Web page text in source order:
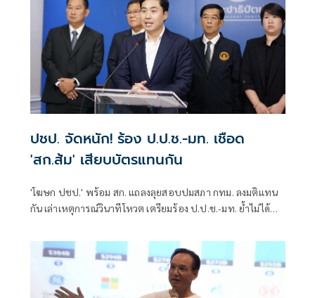
ปชป. จัดหนัก! ร้อง ป.ป.ช.-มท. เชือด
'สก.ส้ม' เสียบบัตรแทนกัน
'โฆษก ปชป.' พร้อม สก. แถลงลุยสอบปมสภา กทม. ลงมติแทน
กัน เล่าเหตุการณ์วินาทีโหวต เตรียมร้อง ป.ป.ช.-มท. ย้ำไม่ได้